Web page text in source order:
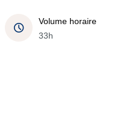
Volume horaire
33h